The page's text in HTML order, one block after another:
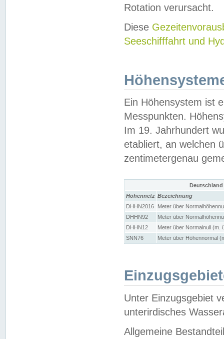
Rotation verursacht.
Diese
Seeschifffahrt und
Ein Höhensystem ist
Messpunkten.
Im 19. Jahrhundert
etabliert, an welchen
zentimetergenau
Höhennetz Bezeichnung
DHHN2016
Meter über
DHHN92
Meter über
DHHN12
Meter über Normalnull (m.
SNN76
Meter über Höhennormal
Unter Einzugsgebiet
unterirdisches
Allgemeine